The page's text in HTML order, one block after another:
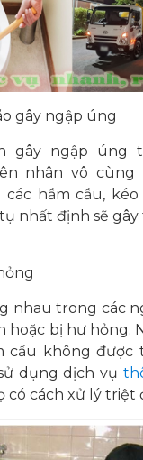
gây ngập úng
gây ngập úng
nhân vô cùng
hầm cầu,
nhất định sẽ
nhau trong các
hoặc bị hư hỏng.
cầu không được
dụng dịch vụ
có cách xử lý triệt